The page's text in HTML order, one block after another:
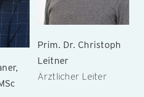
Prim. Dr. Christoph
Leitner
Ärztlicher Leiter